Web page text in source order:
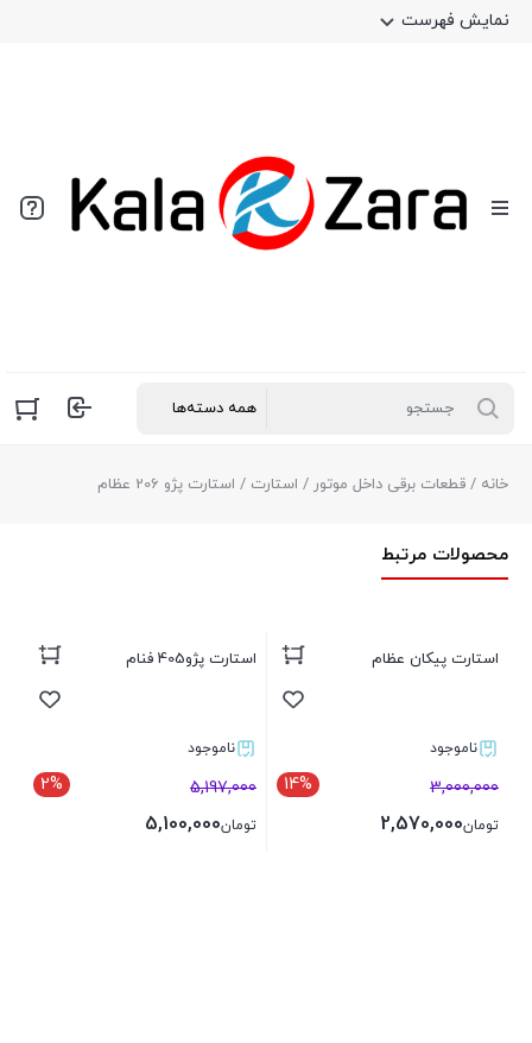
نمایش فهرست
خانه / قطعات برقی داخل موتور / استارت / استارت پژو 206 عظام
محصولات مرتبط
استارت پیکان عظام
ناموجود
14% 3,000,000
تومان2,570,000
استارت پژو405 فنام
ناموجود
2% 5,197,000
تومان5,100,000